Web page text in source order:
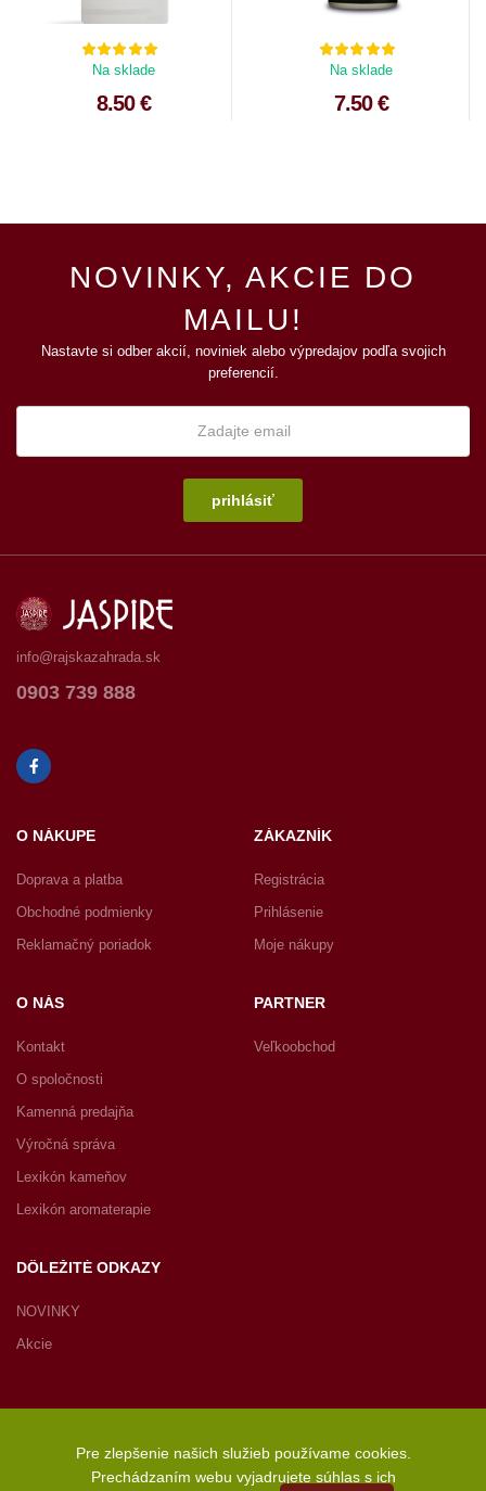
Na sklade
8.50 €
Na sklade
7.50 €
NOVINKY, AKCIE DO
MAILU!
Nastavte si odber akcií, noviniek alebo výpredajov podľa svojich
preferencií.
prihlásiť
info@rajskazahrada.sk
0903 739 888
O NÁKUPE
Doprava a platba
Obchodné podmienky
Reklamačný poriadok
ZÁKAZNÍK
Registrácia
Prihlásenie
Moje nákupy
O NÁS
Kontakt
O spoločnosti
Kamenná predajňa
Výročná správa
Lexikón kameňov
Lexikón aromaterapie
PARTNER
Veľkoobchod
DÔLEŽITÉ ODKAZY
NOVINKY
Akcie
Copyright © 2022 JASPIRE s.r.o., Radničné námestie 1, 902 01
Pre zlepšenie našich služieb používame cookies.
Prechádzaním webu vyjadrujete súhlas s ich